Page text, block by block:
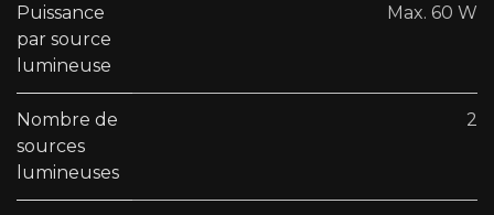
Puissance
par source
lumineuse
Max. 60 W
Nombre de
sources
lumineuses
2